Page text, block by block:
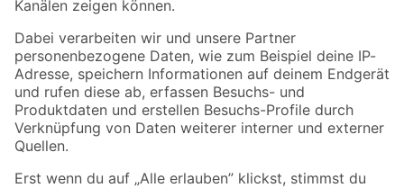
Folge uns
Zahlungsarten Versandarten
Sicher einkaufen